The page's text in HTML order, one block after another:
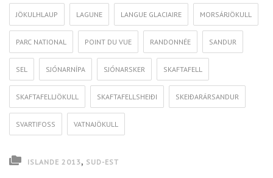
JÖKULHLAUP LAGUNE LANGUE GLACIAIRE MORSÁRJÖKULL
PARC NATIONAL POINT DU VUE RANDONNÉE SANDUR
SEL SJÓNARNÍPA SJÓNARSKER SKAFTAFELL
SKAFTAFELLJÖKULL SKAFTAFELLSHEIÐI SKEIÐARÁRSANDUR
SVARTIFOSS VATNAJÖKULL
ISLANDE 2013, SUD-EST